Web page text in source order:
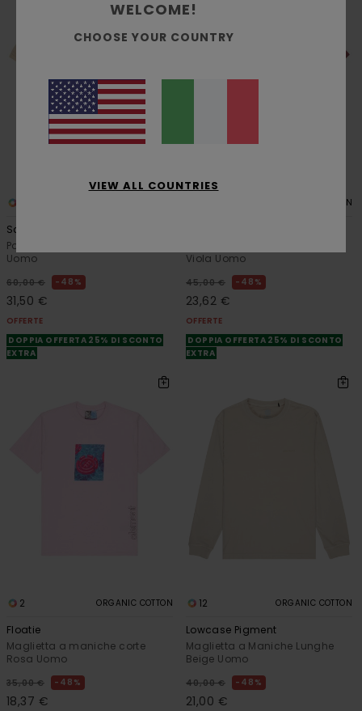
Script
Polo a maniche corte Beige
Uomo
60,00 € 48%
31,50 €
OFFERTE
DOPPIA OFFERTA 25% DI SCONTO
EXTRA
ORGANIC COTTON
Viola Uomo
45,00 € 48%
23,62 €
OFFERTE
DOPPIA OFFERTA 25% DI SCONTO
EXTRA
2 ORGANIC COTTON
Floatie
Maglietta a maniche corte
Rosa Uomo
35,00 € 48%
18,37 €
12 ORGANIC COTTON
Lowcase Pigment
Maglietta a Maniche Lunghe
Beige Uomo
40,00 € 48%
21,00 €
WELCOME!
CHOOSE YOUR COUNTRY
VIEW ALL COUNTRIES